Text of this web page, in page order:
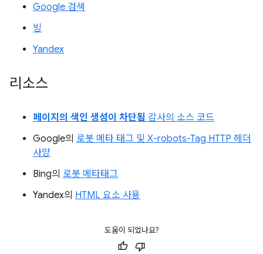
Google 검색
빙
Yandex
리소스
페이지의 색인 생성이 차단됨 감사의 소스 코드
Google의 로봇 메타 태그 및 X-robots-Tag HTTP 헤더
사양
Bing의 로봇 메타태그
Yandex의 HTML 요소 사용
도움이 되었나요?